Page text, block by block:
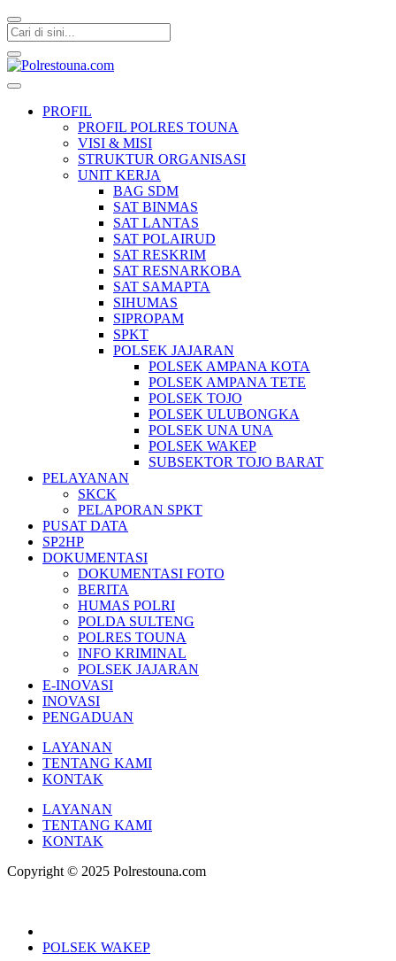
PROFIL
PROFIL POLRES TOUNA
VISI & MISI
STRUKTUR ORGANISASI
UNIT KERJA
BAG SDM
SAT BINMAS
SAT LANTAS
SAT POLAIRUD
SAT RESKRIM
SAT RESNARKOBA
SAT SAMAPTA
SIHUMAS
SIPROPAM
SPKT
POLSEK JAJARAN
POLSEK AMPANA KOTA
POLSEK AMPANA TETE
POLSEK TOJO
POLSEK ULUBONGKA
POLSEK UNA UNA
POLSEK WAKEP
SUBSEKTOR TOJO BARAT
PELAYANAN
SKCK
PELAPORAN SPKT
PUSAT DATA
SP2HP
DOKUMENTASI
DOKUMENTASI FOTO
BERITA
HUMAS POLRI
POLDA SULTENG
POLRES TOUNA
INFO KRIMINAL
POLSEK JAJARAN
E-INOVASI
INOVASI
PENGADUAN
LAYANAN
TENTANG KAMI
KONTAK
LAYANAN
TENTANG KAMI
KONTAK
Copyright © 2025 Polrestouna.com
POLSEK WAKEP